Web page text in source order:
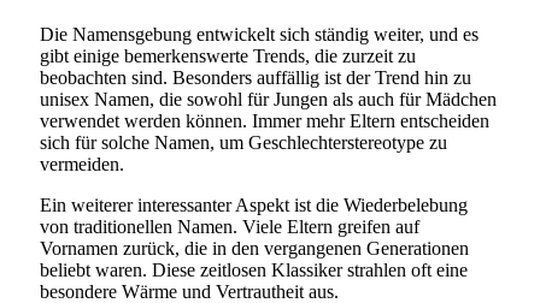
Die Namensgebung entwickelt sich ständig weiter, und es
gibt einige bemerkenswerte Trends, die zurzeit zu
beobachten sind. Besonders auffällig ist der Trend hin zu
unisex Namen, die sowohl für Jungen als auch für Mädchen
verwendet werden können. Immer mehr Eltern entscheiden
sich für solche Namen, um Geschlechterstereotype zu
vermeiden.
Ein weiterer interessanter Aspekt ist die Wiederbelebung
von traditionellen Namen. Viele Eltern greifen auf
Vornamen zurück, die in den vergangenen Generationen
beliebt waren. Diese zeitlosen Klassiker strahlen oft eine
besondere Wärme und Vertrautheit aus.